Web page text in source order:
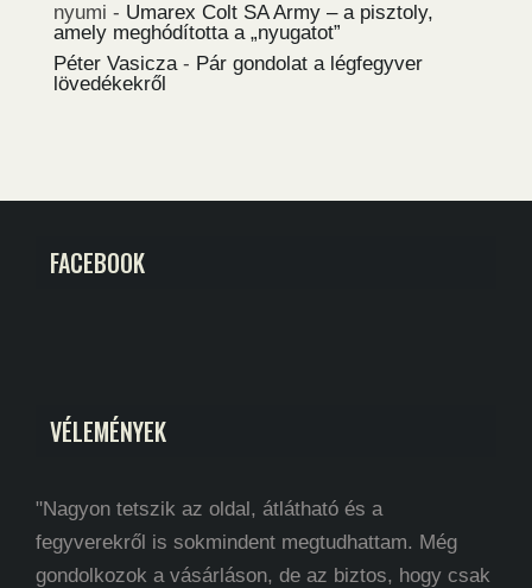
nyumi - Umarex Colt SA Army – a pisztoly,
amely meghódította a „nyugatot”
Péter Vasicza - Pár gondolat a légfegyver
lövedékekről
FACEBOOK
VÉLEMÉNYEK
"Nagyon tetszik az oldal, átlátható és a
fegyverekről is sokmindent megtudhattam. Még
gondolkozok a vásárláson, de az biztos, hogy csak